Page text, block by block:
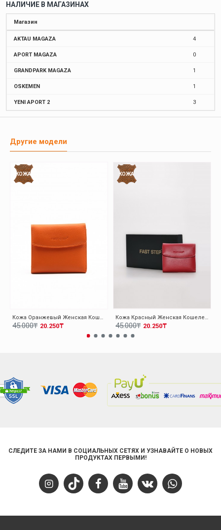
НАЛИЧИЕ В МАГАЗИНАХ
Магазин
AKTAU MAGAZA 4
APORT MAGAZA 0
GRANDPARK MAGAZA 1
OSKEMEN 1
YENI APORT 2 3
Другие модели
КОЖА
Кожа Оранжевый Женская Кошелек 779CA2614
20.250₸
45.000₸
КОЖА
Кожа Красный Женская Кошелек 779CA2614
20.250₸
45.000₸
СЛЕДИТЕ ЗА НАМИ В СОЦИАЛЬНЫХ СЕТЯХ И УЗНАВАЙТЕ О НОВЫХ
ПРОДУКТАХ ПЕРВЫМИ!